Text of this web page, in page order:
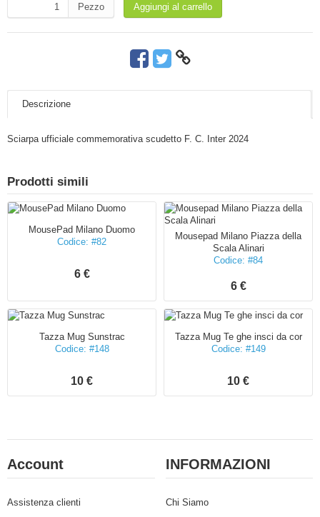
Pezzo
Aggiungi al carrello
Descrizione
Sciarpa ufficiale commemorativa scudetto F. C. Inter 2024
Prodotti simili
MousePad Milano Duomo
Codice: #82
6 €
Mousepad Milano Piazza della
Scala Alinari
Codice: #84
6 €
Tazza Mug Sunstrac
Codice: #148
10 €
Tazza Mug Te ghe insci da cor
Codice: #149
10 €
Account
Assistenza clienti
INFORMAZIONI
Chi Siamo